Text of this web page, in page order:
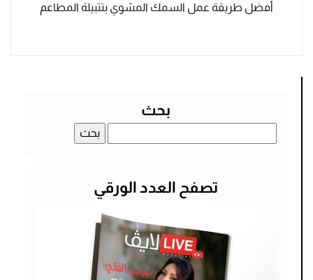
أفضل طريقة عمل السمك المشوي بتتبيلة المطاعم
بحث
عن:
تصفح العدد الورقي